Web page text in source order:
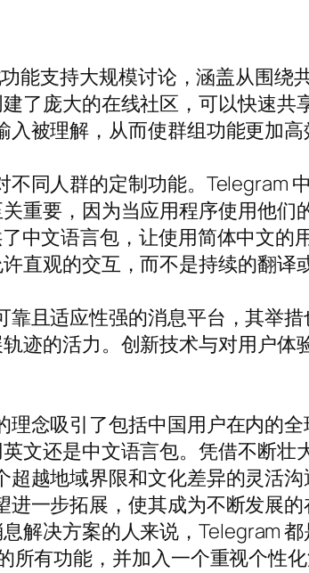
能支持大规模讨论，涵盖从围绕
了庞大的在线社区，可以快速共
被理解，从而使群组功能更加高
同人群的定制功能。Telegram
重要，因为当应用程序使用他们
中文语言包，让使用简体中文的
观的交互，而不是持续的翻译
且适应性强的消息平台，其举
迹的活力。创新技术与对用户体
念吸引了包括中国用户在内的
文还是中文语言包。凭借不断壮
越地域界限和文化差异的灵活
一步拓展，使其成为不断发展
解决方案的人来说，Telegram
有功能，并加入一个重视个性化